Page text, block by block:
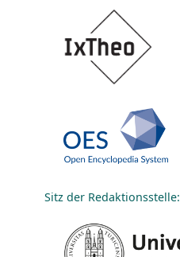
Sitz der Redaktionsstelle: